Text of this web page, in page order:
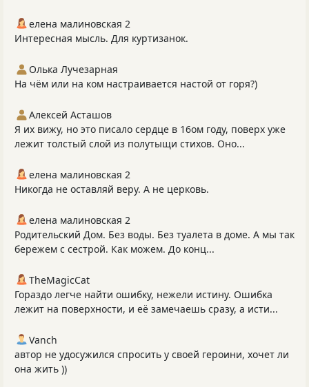
елена малиновская 2
Интересная мысль. Для куртизанок.
Олька Лучезарная
На чём или на ком настраивается настой от горя?)
Алексей Асташов
Я их вижу, но это писало сердце в 16ом году, поверх уже
лежит толстый слой из полутыщи стихов. Оно...
елена малиновская 2
Никогда не оставляй веру. А не церковь.
елена малиновская 2
Родительский Дом. Без воды. Без туалета в доме. А мы так
бережем с сестрой. Как можем. До конц...
TheMagicCat
Гораздо легче найти ошибку, нежели истину. Ошибка
лежит на поверхности, и её замечаешь сразу, а исти...
Vanch
автор не удосужился спросить у своей героини, хочет ли
она жить ))